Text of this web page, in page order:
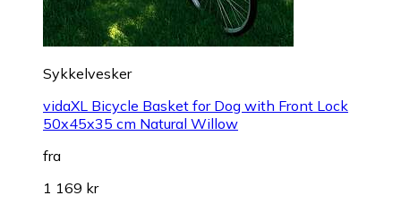
Sykkelvesker
vidaXL Bicycle Basket for Dog with Front Lock
50x45x35 cm Natural Willow
fra
1 169 kr